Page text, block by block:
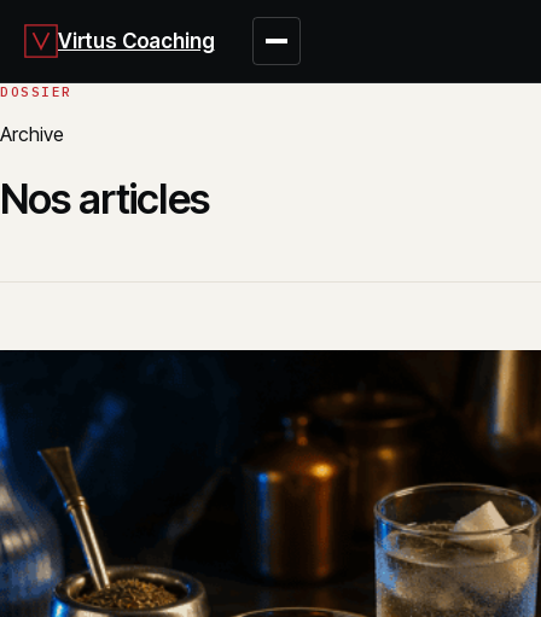
Virtus Coaching
Archive
Nos articles